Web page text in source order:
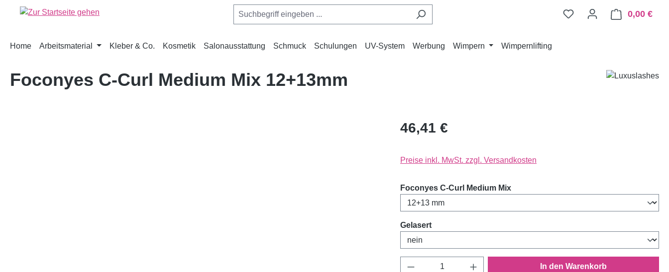
Zur Hauptnavigation springen 0,00 €
Home Arbeitsmaterial Kleber & Co. Kosmetik Salonausstattung Schmuck Schulungen UV-System Werbung Wimpern Wimpernlifting
Foconyes C-Curl Medium Mix 12+13mm
46,41 €
Preise inkl. MwSt. zzgl. Versandkosten
Foconyes C-Curl Medium Mixauswählen
Gelasertauswählen
Produkt Anzahl: Gib den gewünschten Wert ein
In den Warenkorb